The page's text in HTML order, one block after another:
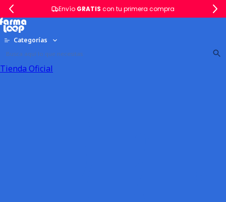
Envío GRATIS con tu primera compra
Categorías
Tienda Oficial